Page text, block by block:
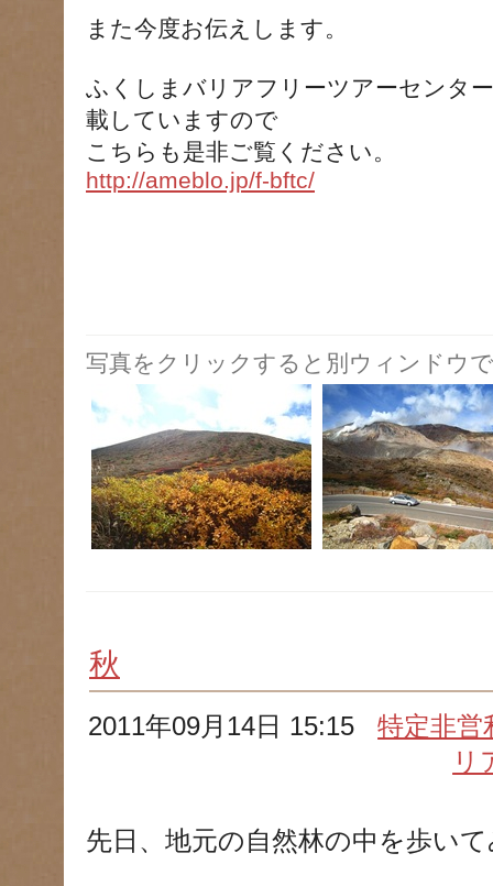
また今度お伝えします。
ふくしまバリアフリーツアーセンタ
載していますので
こちらも是非ご覧ください。
http://ameblo.jp/f-bftc/
写真をクリックすると別ウィンドウ
秋
2011年09月14日 15:15特定非
リ
先日、地元の自然林の中を歩い